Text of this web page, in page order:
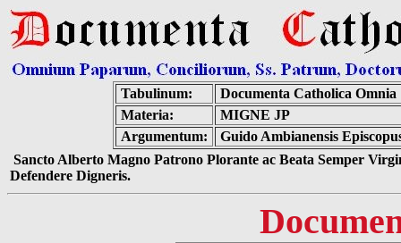
Tabulinum:
Documenta Catholica Omnia
Materia:
MIGNE JP
Argumentum:
Guido Ambianensis
Sancto Alberto Magno Patrono Plorante ac Beata Semper
Defendere Digneris.